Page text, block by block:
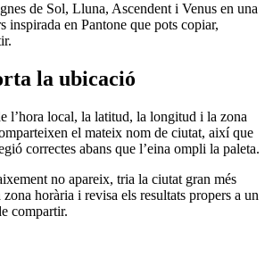
de Sol, Lluna, Ascendent i Venus en una
inspirada en Pantone que pots copiar,
la ubicació
l’hora local, la latitud, la longitud i la zona
el mateix nom de ciutat, així que
correctes abans que l’eina ompli la paleta.
no apareix, tria la ciutat gran més
horària i revisa els resultats propers a un
compartir.